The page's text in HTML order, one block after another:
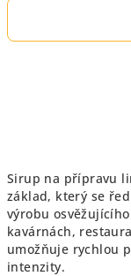
Sirup na přípravu
základ, který se
výrobu
kavárnách,
umožňuje rychlou
intenzity.